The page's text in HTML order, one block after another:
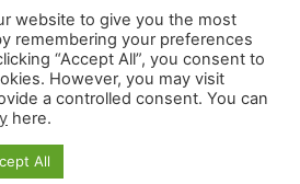
1 2
website to give you the most
remembering your preferences
“Accept All”, you consent to
However, you may visit
a controlled consent. You can
here.
All